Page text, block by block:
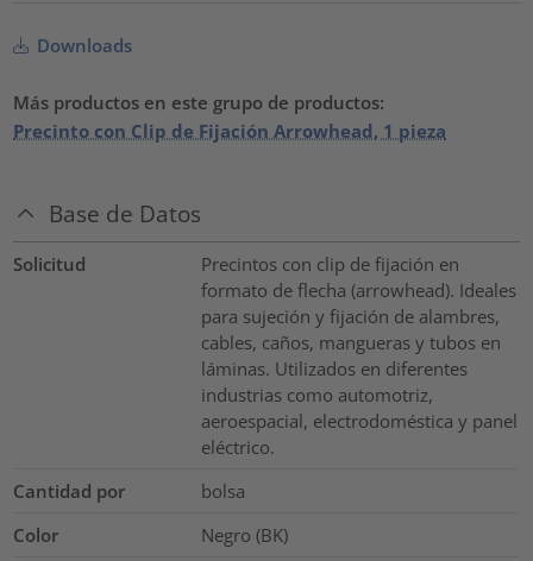
Downloads
Más productos en este grupo de productos:
Precinto con Clip de Fijación Arrowhead, 1 pieza
Base de Datos
Solicitud
Precintos con clip de fijación en
formato de flecha (arrowhead). Ideales
para sujeción y fijación de alambres,
cables, caños, mangueras y tubos en
láminas. Utilizados en diferentes
industrias como automotriz,
aeroespacial, electrodoméstica y panel
eléctrico.
Cantidad por
bolsa
Color
Negro (BK)